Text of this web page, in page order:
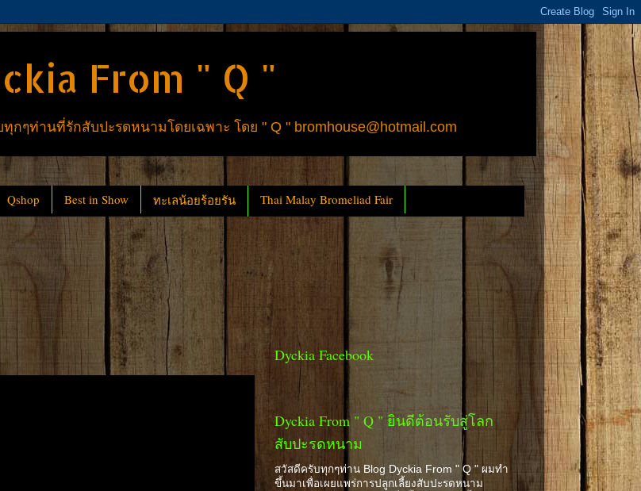
From " Q "
ๆท่านที่รักสับปะรดหนามโดยเฉพาะ โดย " Q " bromhouse@hotmail.com
Qshop Best in Show ทะเลน้อยร้อยรัน Thai Malay Bromeliad Fair
Dyckia Facebook
Dyckia From " Q " ยินดีต้อนรับสู่โลก
สับปะรดหนาม
สวัสดีครับทุกๆท่าน Blog Dyckia From " Q " ผมทำ
ขึ้นมาเพื่อเผยแพร่การปลูกเลี้ยงสับปะรดหนาม